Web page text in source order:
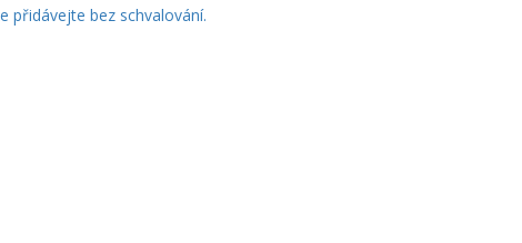
přidávejte bez schvalování.